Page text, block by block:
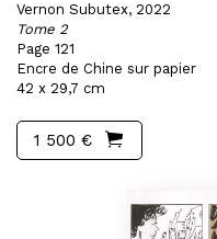
Vernon Subutex, 2022
Tome 2
Page 121
Encre de Chine sur papier
42 x 29,7 cm
1 500 €